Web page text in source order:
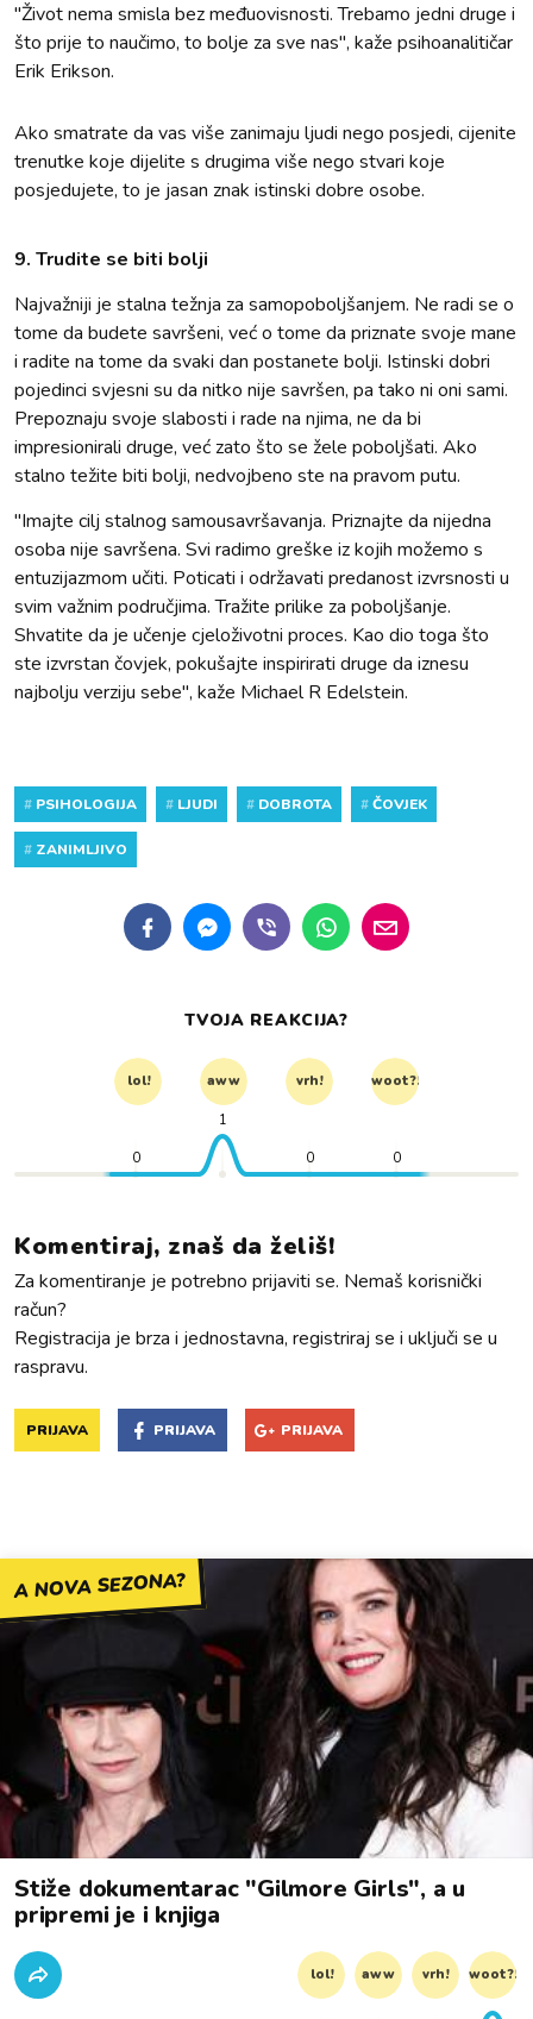
"Život nema smisla bez međuovisnosti. Trebamo jedni druge i
što prije to naučimo, to bolje za sve nas", kaže psihoanalitičar
Erik Erikson.
Ako smatrate da vas više zanimaju ljudi nego posjedi, cijenite
trenutke koje dijelite s drugima više nego stvari koje
posjedujete, to je jasan znak istinski dobre osobe.
9. Trudite se biti bolji
Najvažniji je stalna težnja za samopoboljšanjem. Ne radi se o
tome da budete savršeni, već o tome da priznate svoje mane
i radite na tome da svaki dan postanete bolji. Istinski dobri
pojedinci svjesni su da nitko nije savršen, pa tako ni oni sami.
Prepoznaju svoje slabosti i rade na njima, ne da bi
impresionirali druge, već zato što se žele poboljšati. Ako
stalno težite biti bolji, nedvojbeno ste na pravom putu.
"Imajte cilj stalnog samousavršavanja. Priznajte da nijedna
osoba nije savršena. Svi radimo greške iz kojih možemo s
entuzijazmom učiti. Poticati i održavati predanost izvrsnosti u
svim važnim područjima. Tražite prilike za poboljšanje.
Shvatite da je učenje cjeloživotni proces. Kao dio toga što
ste izvrstan čovjek, pokušajte inspirirati druge da iznesu
najbolju verziju sebe", kaže Michael R Edelstein.
# PSIHOLOGIJA # LJUDI # DOBROTA #ČOVJEK
# ZANIMLJIVO
TVOJA REAKCIJA?
lol! aww vrh! woot?!
0
1
0 0
Komentiraj, znaš da želiš!
Za komentiranje je potrebno prijaviti se. Nemaš korisnički
račun?
Registracija je brza i jednostavna, registriraj se i uključi se u
raspravu.
PRIJAVA PRIJAVA PRIJAVA
A NOVA SEZONA?
Stiže dokumentarac "Gilmore Girls", a u
pripremi je i knjiga
lol! aww vrh! woot?!